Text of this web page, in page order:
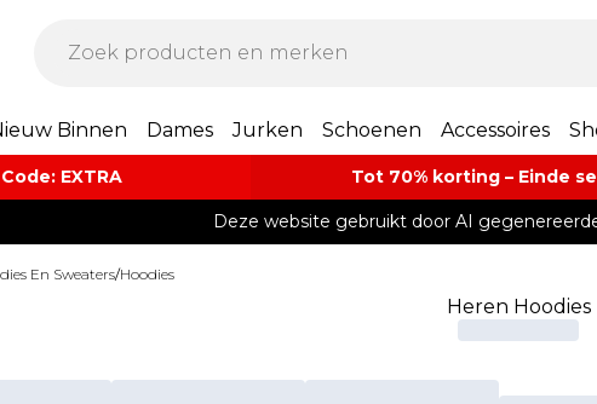
Binnen Dames Jurken Schoenen Accessoires
EXTRA​ Tot 70% korting – Einde
Deze website gebruikt door AI
En Sweaters/Hoodies
Heren Hoodies